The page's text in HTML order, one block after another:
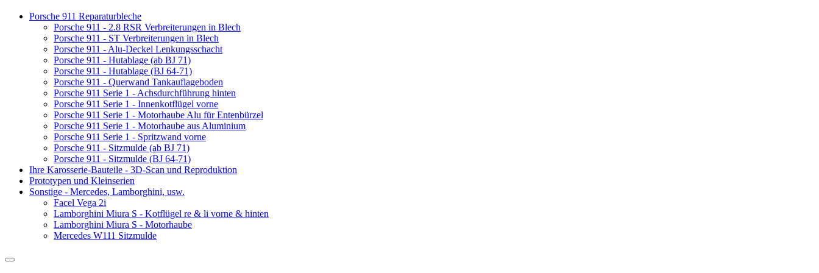
Porsche 911 Reparaturbleche
Porsche 911 - 2.8 RSR Verbreiterungen in Blech
Porsche 911 - ST Verbreiterungen in Blech
Porsche 911 - Alu-Deckel Lenkungsschacht
Porsche 911 - Hutablage (ab BJ 71)
Porsche 911 - Hutablage (BJ 64-71)
Porsche 911 - Querwand Tankauflageboden
Porsche 911 Serie 1 - Achsdurchführung hinten
Porsche 911 Serie 1 - Innenkotflügel vorne
Porsche 911 Serie 1 - Motorhaube Alu für Entenbürzel
Porsche 911 Serie 1 - Motorhaube aus Aluminium
Porsche 911 Serie 1 - Spritzwand vorne
Porsche 911 - Sitzmulde (ab BJ 71)
Porsche 911 - Sitzmulde (BJ 64-71)
Ihre Karosserie-Bauteile - 3D-Scan und Reproduktion
Prototypen und Kleinserien
Sonstige - Mercedes, Lamborghini, usw.
Facel Vega 2i
Lamborghini Miura S - Kotflügel re & li vorne & hinten
Lamborghini Miura S - Motorhaube
Mercedes W111 Sitzmulde